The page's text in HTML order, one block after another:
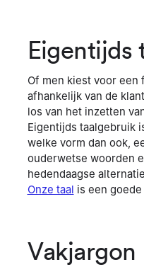
Eigentijds
Of men kiest voor
afhankelijk van de
los van het inzetten
Eigentijds taalgebruik
welke vorm dan ook,
ouderwetse woorden
hedendaagse
Onze taal is een
Vakjargon